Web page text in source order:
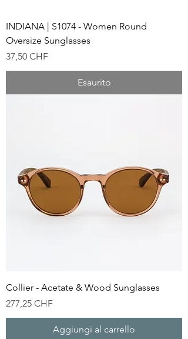
INDIANA | S1074 - Women Round
Oversize Sunglasses
Prezzo
37,50 CHF
Esaurito
Collier - Acetate & Wood Sunglasses
Prezzo
277,25 CHF
Aggiungi al carrello